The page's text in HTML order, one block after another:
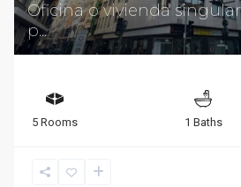
Oficina o vivienda
p...
5 Rooms 1 Baths